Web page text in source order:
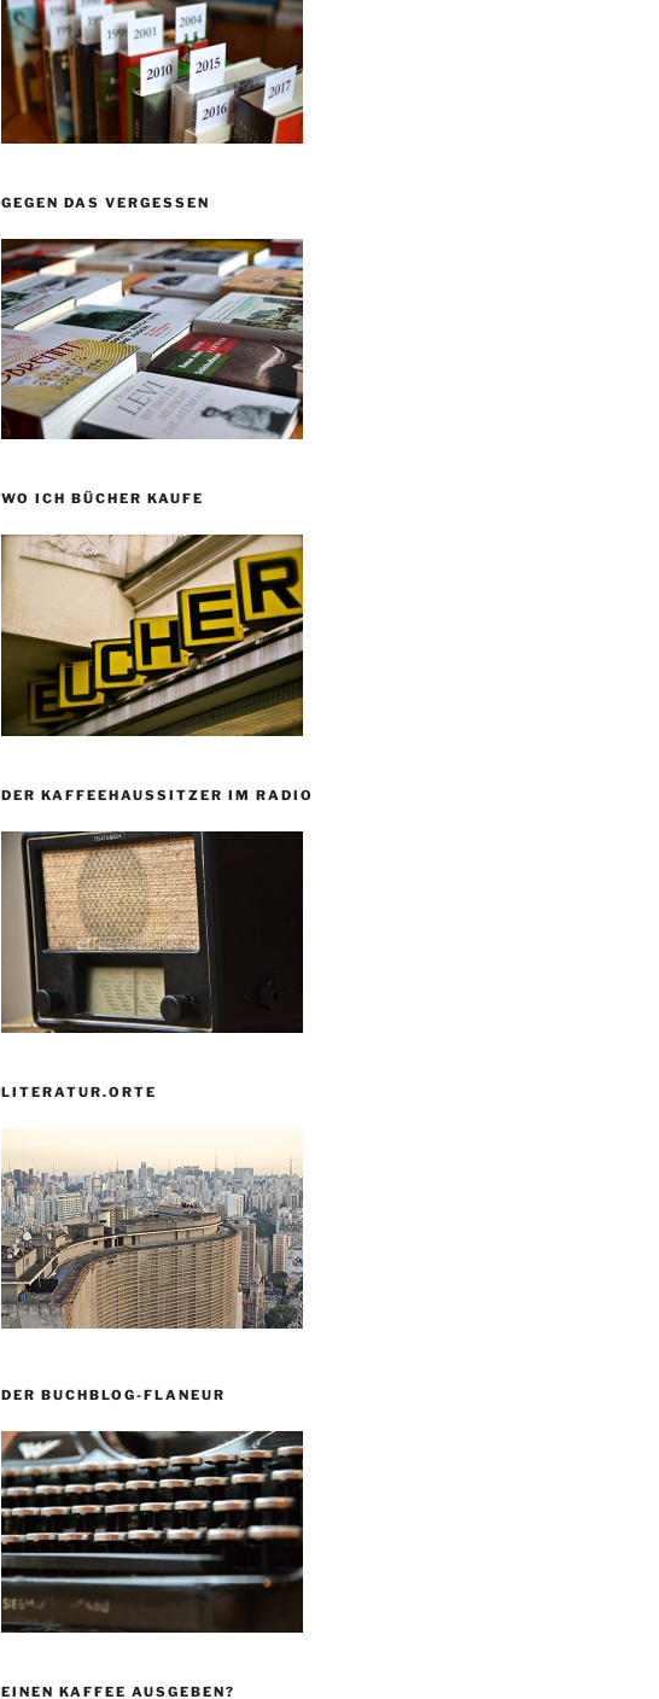
GEGEN DAS VERGESSEN
WO ICH BÜCHER KAUFE
DER KAFFEEHAUSSITZER IM RADIO
LITERATUR.ORTE
DER BUCHBLOG-FLANEUR
EINEN KAFFEE AUSGEBEN?